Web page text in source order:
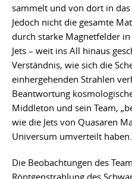
sammelt und von dort in das
Jedoch nicht die gesamte
durch starke Magnetfelder
Jets – weit ins All hinaus
Verständnis, wie sich die
einhergehenden Strahlen
Beantwortung
Middleton und sein Team,
wie die Jets von Quasaren
Universum umverteilt
Die Beobachtungen des
Röntgenstrahlung des